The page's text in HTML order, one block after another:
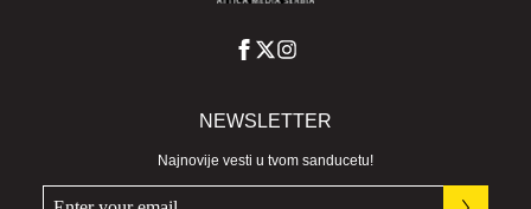
NEWSLETTER
Najnovije vesti u tvom sanducetu!